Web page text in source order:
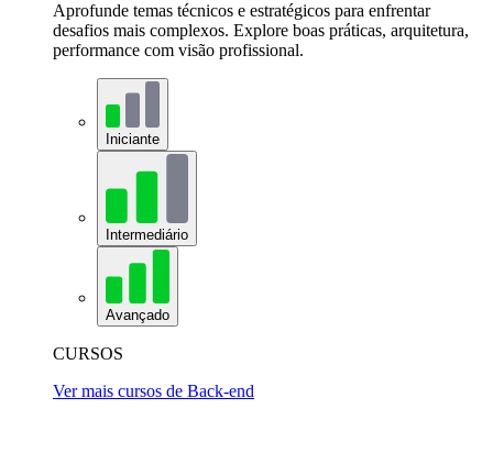
Aprofunde temas técnicos e estratégicos para enfrentar
desafios mais complexos. Explore boas práticas, arquitetura,
performance com visão profissional.
Iniciante
Intermediário
Avançado
CURSOS
Ver mais cursos de Back-end